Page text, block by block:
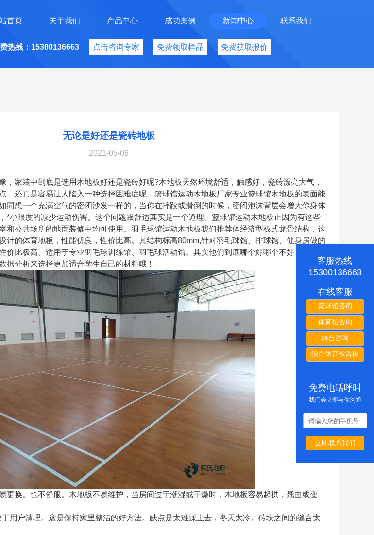
首页 关于我们 产品中心 成功案例 新闻中心 联系我们
热线：15300136663 点击咨询专家 免费领取样品 免费获取报价
无论是好还是瓷砖地板
2021-05-06
，家装中到底是选用木地板好还是瓷砖好呢?木地板天然环境舒适，触感好，瓷砖漂亮大气，
，还真是容易让人陷入一种选择困难症呢。篮球馆运动木地板厂家专业篮球馆木地板的表面能
同想一个充满空气的密闭沙发一样的，当你在摔跤或滑倒的时候，密闭泡沫背层会增大你身体
*小限度的减少运动伤害。这个问题跟舒适其实是一个道理。篮球馆运动木地板正因为有这些
和公共场所的地面装修中均可使用。羽毛球馆运动木地板我们推荐体经济型板式龙骨结构，这
计的体育地板，性能优良，性价比高。其结构标高80mm,针对羽毛球馆、排球馆、健身房做的
价比极高。适用于专业羽毛球训练馆、羽毛球活动馆。其实他们到底哪个好哪个不好，还是企
据分析来选择更加适合学生自己的材料哦！
更换。也不舒服。木地板不易维护，当房间过于潮湿或干燥时，木地板容易起拱，翘曲或变
用户清理。这是保持家里整洁的好方法。缺点是太难踩上去，冬天太冷。砖块之间的缝合太
客服热线
15300136663
在线客服
篮球馆咨询
体育馆咨询
舞台咨询
综合体育馆咨询
免费电话呼叫
我们会立即与你沟通
立即联系我们